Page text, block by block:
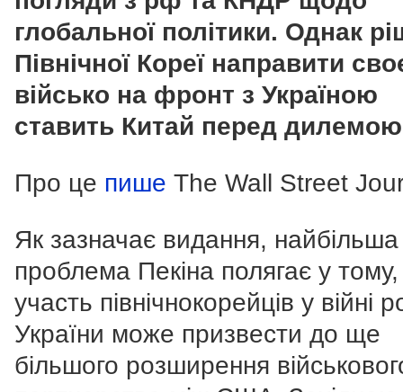
глобальної політики. Однак
Північної Кореї направити
військо на фронт з Україною
ставить Китай перед
Про це пише The Wall Street
Як зазначає видання, найбільша
проблема Пекіна полягає у
участь північнокорейців у війні
України може призвести до ще
більшого розширення